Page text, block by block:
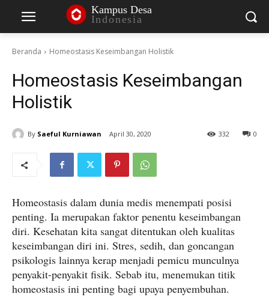
Kampus Desa
Indonesia
Beranda Homeostasis Keseimbangan Holistik
Homeostasis Keseimbangan
Holistik
By Saeful Kurniawan April 30, 2020 0
332
Homeostasis dalam dunia medis menempati posisi
penting. Ia merupakan faktor penentu keseimbangan
diri. Kesehatan kita sangat ditentukan oleh kualitas
keseimbangan diri ini. Stres, sedih, dan goncangan
psikologis lainnya kerap menjadi pemicu munculnya
penyakit-penyakit fisik. Sebab itu, menemukan titik
homeostasis ini penting bagi upaya penyembuhan.